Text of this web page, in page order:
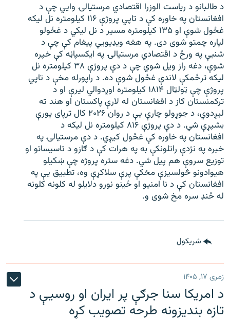
د طالبانو د ریاست الوزرا اقتصادي مرستیالۍ وایي چې د
افغانستان په خاوره کې د تاپي پروژې ۱۱۶ کیلومتره نل لیکه
غځول شوې او ۱۳۵ کیلومتره مسیر د نل لیکي د غځولو
لپاره چمتو شوی دی. په هغه ویډیویي پیغام کې چې د
شنبې په ورځ د اقتصادي مرستیالۍ په ایکسپاڼه کې خپره
شوې، دغه راز ویل شوي چې د دې پروژې ۳۸ کیلومتره نل
لیکه ترځمکې لاندې غځول شوې ده. د راپورله مخې د تاپي
پروژې چې ټولټال ۱۸۱۴ کیلومتره اوږدوالي لیرې او د
ترکمنستان ګاز د افغانستان له لارې پاکستان او هند ته
لیږدوي، د جوړولو چارې یې د روان ۲۰۲۶ کال ترپای پورې
بشپړې شي. د دې پروژې ۸۱۶ کیلومتره نل لیکه د
افغانستان په خاوره کې غځول کیږي. د دې مرستیالۍ په
خبره په نژدې راتلونکې به په هرات کې د ګازو د تاسیساتو او
توزیع سروې هم پیل شي. دغه ستره پروژه چې ښکیلو
هیوادونو څولسیزې مخکې پرې سلاکړې وه، تطبیق یې په
افغانستان کې د نا امنیو او ځینو نورو دلایلو له کلونه کلونه
له ځنډ سره مخ شوی و.
شريکول
زمری ۱۷, ۱۴۰۵
د امریکا سنا جرګې پر ایران او روسیې د
تازه بندیزونه طرحه تصویب کړه